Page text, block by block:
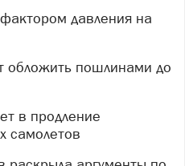
самолетов